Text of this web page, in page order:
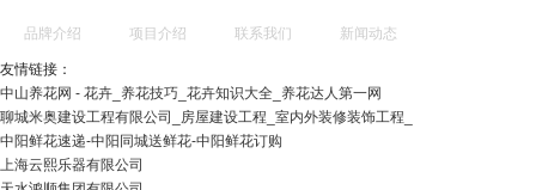
品牌介绍 项目介绍 联系我们 新闻动态
友情链接：
中山养花网 - 花卉_养花技巧_花卉知识大全_养花达人第一网
聊城米奥建设工程有限公司_房屋建设工程_室内外装修装饰工程_
中阳鲜花速递-中阳同城送鲜花-中阳鲜花订购
上海云熙乐器有限公司